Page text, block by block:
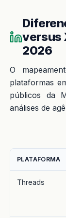
versus
2026
O
plataformas
públicos da
análises de
PLATAFORMA
Threads